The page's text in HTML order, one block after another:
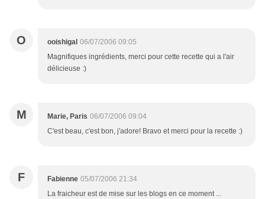
O ooishigal 06/07/2006 09:05
Magnifiques ingrédients, merci pour cette recette qui a l'air
délicieuse :)
M Marie, Paris 06/07/2006 09:04
C'est beau, c'est bon, j'adore! Bravo et merci pour la recette :)
F Fabienne 05/07/2006 21:34
La fraicheur est de mise sur les blogs en ce moment ...